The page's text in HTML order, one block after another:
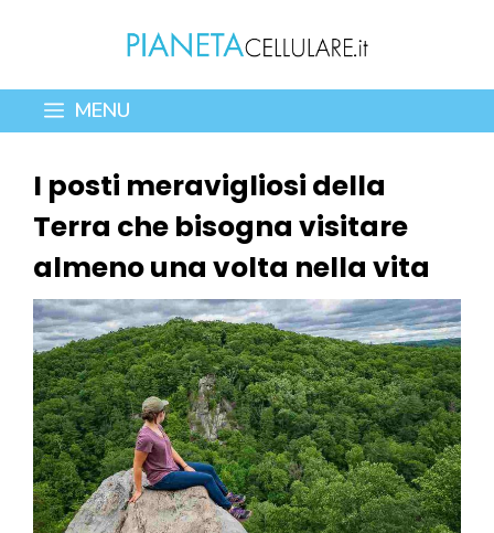
contenuto
MENU
I posti meravigliosi della
Terra che bisogna visitare
almeno una volta nella vita